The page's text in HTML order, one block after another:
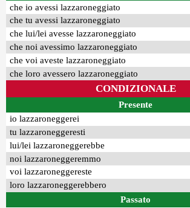
che io avessi lazzaroneggiato
che tu avessi lazzaroneggiato
che lui/lei avesse lazzaroneggiato
che noi avessimo lazzaroneggiato
che voi aveste lazzaroneggiato
che loro avessero lazzaroneggiato
CONDIZIONALE
Presente
io lazzaroneggerei
tu lazzaroneggeresti
lui/lei lazzaroneggerebbe
noi lazzaroneggeremmo
voi lazzaroneggereste
loro lazzaroneggerebbero
Passato